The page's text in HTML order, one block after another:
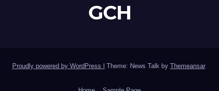
GCH
Proudly powered by WordPress Theme: News Talk by Themeansar.